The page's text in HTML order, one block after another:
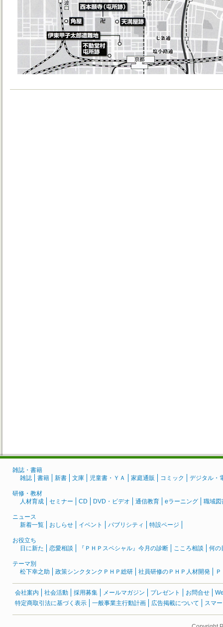
雑誌・書籍
雑誌
書籍 新書 文庫 児童書・ＹＡ 家庭通販 コミック デジタル・
研修・教材
人材育成
セミナー CD DVD・ビデオ 通信教育 eラーニング 職域図
ニュース
新着一覧
おしらせ イベント パブリシティ 特設ページ
お役立ち
日に新た
恋愛相談 『ＰＨＰスペシャル』今月の診断 こころ相談 何の
テーマ別
松下幸之助
政策シンクタンクＰＨＰ総研 社員研修のＰＨＰ人材開発
会社案内 社会活動 採用募集 メールマガジン プレゼント お問合せ
特定商取引法に基づく表示
一般事業主行動計画 広告掲載について スマ